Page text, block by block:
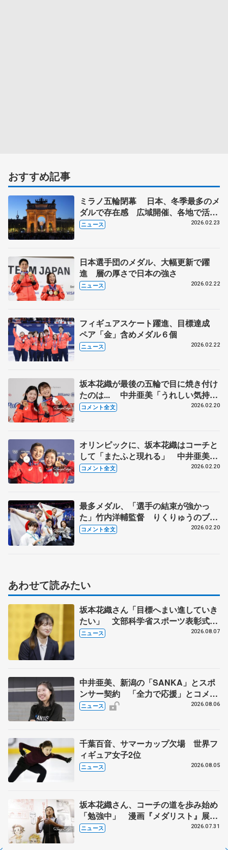
おすすめ記事
ミラノ五輪閉幕 日本、冬季最多のメ
ダルで存在感 広域開催、各地で活
気 フィギュアスケート活躍
ニュース 2026.02.23
日本選手団のメダル、大幅更新で躍
進 層の厚さで日本の強さ
ニュース 2026.02.22
フィギュアスケート躍進、目標達成
ペア「金」含めメダル６個
ニュース 2026.02.22
坂本花織が最後の五輪で目に焼き付け
たのは... 中井亜美「うれしい気持ち
もあるが、ここからスタート」 【ミ
コメント全文 2026.02.20
オリンピックに、坂本花織はコーチと
して「またふと現れる」 中井亜美は
「あと2回出られるよう頑張りたい」
コメント全文 2026.02.20
最多メダル、「選手の結束が強かっ
た」竹内洋輔監督 りくりゅうのブレ
ークスルー影響
コメント全文 2026.02.20
あわせて読みたい
坂本花織さん「目標へまい進していき
たい」 文部科学省スポーツ表彰式で
代表謝辞
ニュース 2026.08.07
中井亜美、新潟の「SANKA」とスポ
ンサー契約 「全力で応援」とコメン
ト
ニュース 2026.08.06
千葉百音、サマーカップ欠場 世界フ
ィギュア女子2位
ニュース 2026.08.05
坂本花織さん、コーチの道を歩み始め
「勉強中」 漫画『メダリスト』展覧
会で子どもたちにエール
ニュース 2026.07.31